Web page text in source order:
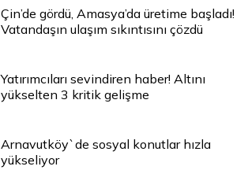
Çin’de gördü, Amasya’da üretime başladı!
Vatandaşın ulaşım sıkıntısını çözdü
Yatırımcıları sevindiren haber! Altını
yükselten 3 kritik gelişme
Arnavutköy`de sosyal konutlar hızla
yükseliyor